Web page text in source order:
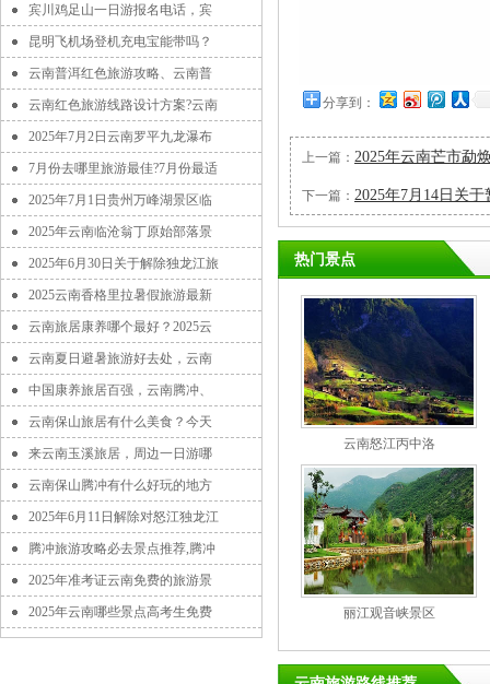
宾川鸡足山一日游报名电话，宾
昆明飞机场登机充电宝能带吗？
云南普洱红色旅游攻略、云南普
云南红色旅游线路设计方案?云南
2025年7月2日云南罗平九龙瀑布
7月份去哪里旅游最佳?7月份最适
2025年7月1日贵州万峰湖景区临
2025年云南临沧翁丁原始部落景
2025年6月30日关于解除独龙江旅
2025云南香格里拉暑假旅游最新
云南旅居康养哪个最好？2025云
云南夏日避暑旅游好去处，云南
中国康养旅居百强，云南腾冲、
云南保山旅居有什么美食？今天
来云南玉溪旅居，周边一日游哪
云南保山腾冲有什么好玩的地方
2025年6月11日解除对怒江独龙江
腾冲旅游攻略必去景点推荐,腾冲
2025年准考证云南免费的旅游景
2025年云南哪些景点高考生免费
分享到：
上一篇： 2025年云南芒市勐
下一篇： 2025年7月14日关
热门景点
云南怒江丙中洛
丽江观音峡景区